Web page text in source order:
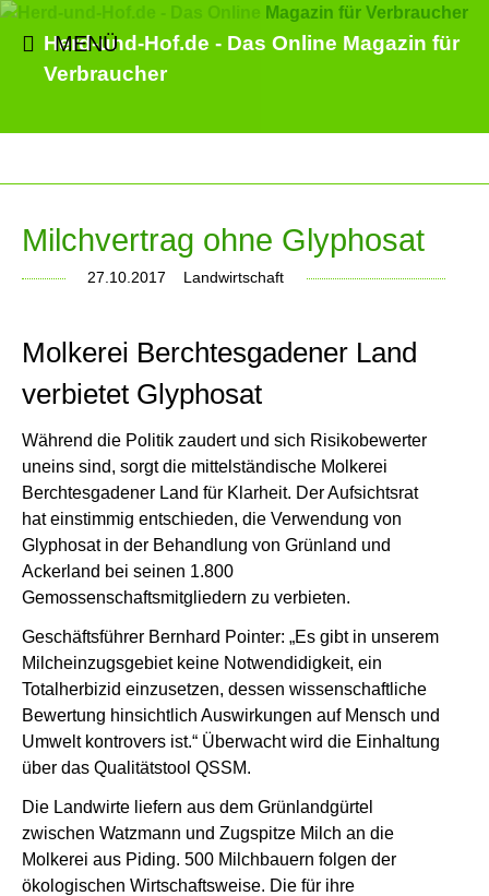
Herd-und-Hof.de - Das Online Magazin für
Verbraucher
MENÜ
Milchvertrag ohne Glyphosat
27.10.2017 Landwirtschaft
Molkerei Berchtesgadener Land
verbietet Glyphosat
Während die Politik zaudert und sich Risikobewerter
uneins sind, sorgt die mittelständische Molkerei
Berchtesgadener Land für Klarheit. Der Aufsichtsrat
hat einstimmig entschieden, die Verwendung von
Glyphosat in der Behandlung von Grünland und
Ackerland bei seinen 1.800
Gemossenschaftsmitgliedern zu verbieten.
Geschäftsführer Bernhard Pointer: „Es gibt in unserem
Milcheinzugsgebiet keine Notwendidigkeit, ein
Totalherbizid einzusetzen, dessen wissenschaftliche
Bewertung hinsichtlich Auswirkungen auf Mensch und
Umwelt kontrovers ist.“ Überwacht wird die Einhaltung
über das Qualitätstool QSSM.
Die Landwirte liefern aus dem Grünlandgürtel
zwischen Watzmann und Zugspitze Milch an die
Molkerei aus Piding. 500 Milchbauern folgen der
ökologischen Wirtschaftsweise. Die für ihre